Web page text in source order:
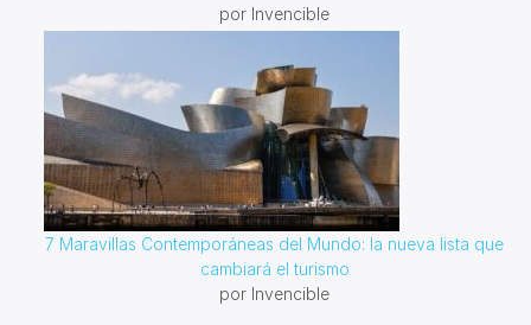
por Invencible
7 Maravillas Contemporáneas del Mundo: la nueva lista que
cambiará el turismo
por Invencible